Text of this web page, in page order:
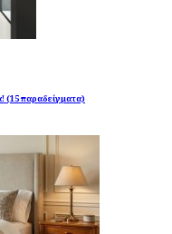
(15 παραδείγματα)